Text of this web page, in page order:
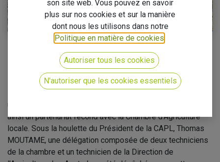
Renforcement des liens entre la Polynésie française
et La Réunion pour le développement agricole
En ce début d’année 2024, la Chambre de l’Agriculture et de
une mission stratégique sur l'île de La Réunion, établissant
ainsi un partenariat fécond avec la Chambre d’Agriculture
locale. Sous la houlette du Président de la CAPL, Thomas
MOUTAME, une délégation composée de deux techniciens
de la chambre et un technicien de la Direction de
son site web. Vous pouvez en savoir
plus sur nos cookies et sur la manière
dont nous les utilisons dans notre
Politique en matière de cookies
Autoriser tous les cookies
N'autoriser que les cookies essentiels